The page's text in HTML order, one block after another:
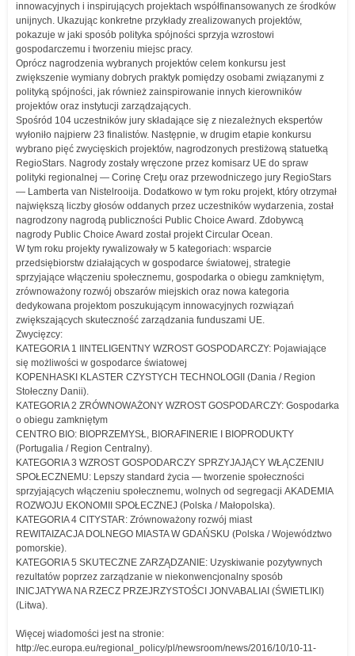
innowacyjnych i inspirujących projektach współfinansowanych ze środków
unijnych. Ukazując konkretne przykłady zrealizowanych projektów,
pokazuje w jaki sposób polityka spójności sprzyja wzrostowi
gospodarczemu i tworzeniu miejsc pracy.
Oprócz nagrodzenia wybranych projektów celem konkursu jest
zwiększenie wymiany dobrych praktyk pomiędzy osobami związanymi z
polityką spójności, jak również zainspirowanie innych kierowników
projektów oraz instytucji zarządzających.
Spośród 104 uczestników jury składające się z niezależnych ekspertów
wyłoniło najpierw 23 finalistów. Następnie, w drugim etapie konkursu
wybrano pięć zwycięskich projektów, nagrodzonych prestiżową statuetką
RegioStars. Nagrody zostały wręczone przez komisarz UE do spraw
polityki regionalnej — Corinę Creţu oraz przewodniczego jury RegioStars
— Lamberta van Nistelrooija. Dodatkowo w tym roku projekt, który otrzymał
największą liczby głosów oddanych przez uczestników wydarzenia, został
nagrodzony nagrodą publiczności Public Choice Award. Zdobywcą
nagrody Public Choice Award został projekt Circular Ocean.
W tym roku projekty rywalizowały w 5 kategoriach: wsparcie
przedsiębiorstw działających w gospodarce światowej, strategie
sprzyjające włączeniu społecznemu, gospodarka o obiegu zamkniętym,
zrównoważony rozwój obszarów miejskich oraz nowa kategoria
dedykowana projektom poszukującym innowacyjnych rozwiązań
zwiększających skuteczność zarządzania funduszami UE.
Zwycięzcy:
KATEGORIA 1 IINTELIGENTNY WZROST GOSPODARCZY: Pojawiające
się możliwości w gospodarce światowej
KOPENHASKI KLASTER CZYSTYCH TECHNOLOGII (Dania / Region
Stołeczny Danii).
KATEGORIA 2 ZRÓWNOWAŻONY WZROST GOSPODARCZY: Gospodarka
o obiegu zamkniętym
CENTRO BIO: BIOPRZEMYSŁ, BIORAFINERIE I BIOPRODUKTY
(Portugalia / Region Centralny).
KATEGORIA 3 WZROST GOSPODARCZY SPRZYJAJĄCY WŁĄCZENIU
SPOŁECZNEMU: Lepszy standard życia — tworzenie społeczności
sprzyjających włączeniu społecznemu, wolnych od segregacji AKADEMIA
ROZWOJU EKONOMII SPOŁECZNEJ (Polska / Małopolska).
KATEGORIA 4 CITYSTAR: Zrównoważony rozwój miast
REWITAIZACJA DOLNEGO MIASTA W GDAŃSKU (Polska / Województwo
pomorskie).
KATEGORIA 5 SKUTECZNE ZARZĄDZANIE: Uzyskiwanie pozytywnych
rezultatów poprzez zarządzanie w niekonwencjonalny sposób
INICJATYWA NA RZECZ PRZEJRZYSTOŚCI JONVABALIAI (ŚWIETLIKI)
(Litwa).
Więcej wiadomości jest na stronie:
http://ec.europa.eu/regional_policy/pl/newsroom/news/2016/10/10-11-